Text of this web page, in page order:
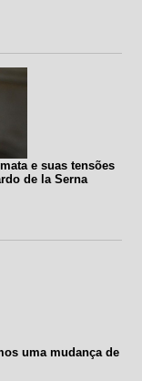
e suas tensões
de la Serna
uma mudança de